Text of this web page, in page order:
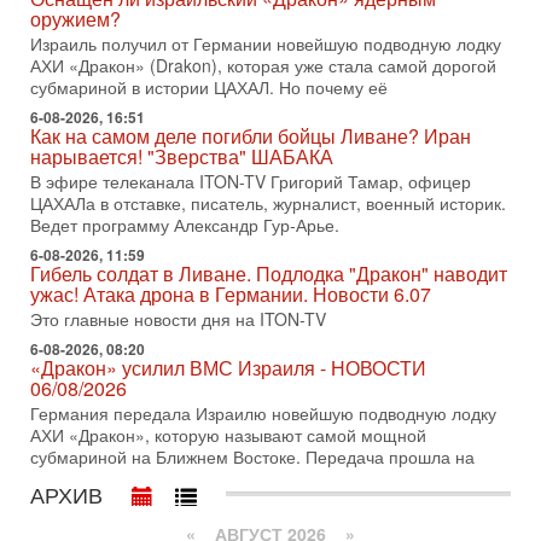
Нетаньяху в США и его встреча с Дональдом Трампом
оставили больше вопросов, чем ответов. Полная
31-07-2026, 15:18
Иран готовит покушение на Нетаниягу! Трамп не
хочет эскалации, но КСИР готовит взрыв!
В эфире телеканала ITON-TV СЕРГЕЙ МИГДАЛЬ, эксперт
по вопросам безопасности, офицер запаса
Международного управления полиции Израиля, автор
31-07-2026, 09:02
Битва за разоружение ХАМАСа - НОВОСТИ
31/07/2026
Сегодня президент США Дональд Трамп заявил о
достижении исторического соглашения о полном
разоружении ХАМАСа и других вооруженных группировок в
30-07-2026, 17:59
Иран доведет Трампа до крайних мер? Разбор и
оценка от военного обозревателя Давида Шарпа
Ситуация вокруг противостояния Ирана и США накаляется
с каждым днем. Почему Трамп в самый последний момент
отменил решение о нанесении тяжелых ударов
30-07-2026, 16:54
Покупатель авиакомпании «Аркия» намерен
запретить полеты по субботам!
оружием?
Израиль получил от Германии новейшую подводную лодку
АХИ «Дракон» (Drakon), которая уже стала самой дорогой
субмариной в истории ЦАХАЛ. Но почему её
6-08-2026, 16:51
Как на самом деле погибли бойцы Ливане? Иран
нарывается! "Зверства" ШАБАКА
В эфире телеканала ITON-TV Григорий Тамар, офицер
ЦАХАЛа в отставке, писатель, журналист, военный историк.
Ведет программу Александр Гур-Арье.
6-08-2026, 11:59
Гибель солдат в Ливане. Подлодка "Дракон" наводит
ужас! Атака дрона в Германии. Новости 6.07
Это главные новости дня на ITON-TV
6-08-2026, 08:20
«Дракон» усилил ВМС Израиля - НОВОСТИ
06/08/2026
Германия передала Израилю новейшую подводную лодку
АХИ «Дракон», которую называют самой мощной
субмариной на Ближнем Востоке. Передача прошла на
АРХИВ
« АВГУСТ 2026 »